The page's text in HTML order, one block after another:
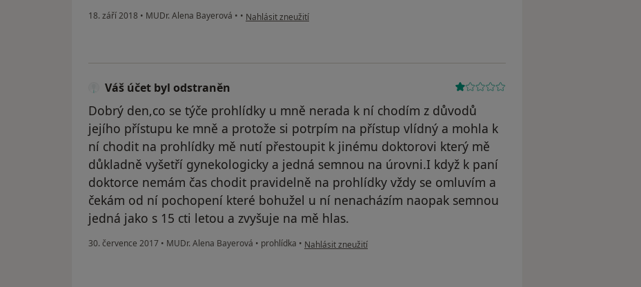
18. září 2018 • MUDr. Alena Bayerová • • podle názoru uživatele Váš účet byl odstraněn
Nahlásit zneužití
Váš účet byl odstraněn
Dobrý den,co se týče prohlídky u mně nerada k ní chodím z důvodů
jejího přístupu ke mně a protože si potrpím na přístup vlídný a mohla k
ní chodit na prohlídky mě nutí přestoupit k jinému doktorovi který mě
důkladně vyšetří gynekologicky a jedná semnou na úrovni.I když k paní
doktorce nemám čas chodit pravidelně na prohlídky vždy se omluvím a
čekám od ní pochopení které bohužel u ní nenacházím naopak semnou
jedná jako s 15 cti letou a zvyšuje na mě hlas.
30. července 2017 • MUDr. Alena Bayerová • prohlídka • podle názoru uživatele Váš účet byl odstraněn
Nahlásit zneužití